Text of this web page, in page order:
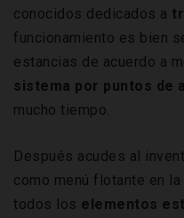
conocidos dedicados a
funcionamiento es bien
estancias de acuerdo a
sistema por puntos de
mucho tiempo.
Después acudes al
como menú flotante en
todos los elementos